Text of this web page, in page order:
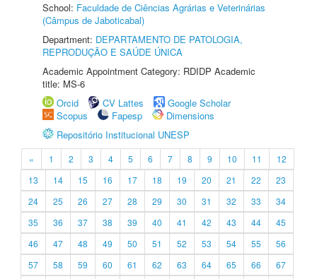
School: Faculdade de Ciências Agrárias e Veterinárias
(Câmpus de Jaboticabal)
Department: DEPARTAMENTO DE PATOLOGIA,
REPRODUÇÃO E SAÚDE ÚNICA
Academic Appointment Category: RDIDP Academic
title: MS-6
Orcid
CV Lattes
Google Scholar
Scopus
Fapesp
Dimensions
Repositório Institucional UNESP
« 1 2 3 4 5 6 7 8 9 10 11
12
13
14 15 16 17 18 19 20 21 22
23
24
25 26 27 28 29 30 31 32 33
34
35
36 37 38 39 40 41 42 43 44
45
46
47 48 49 50 51 52 53 54 55
56
57
58 59 60 61 62 63 64 65 66
67